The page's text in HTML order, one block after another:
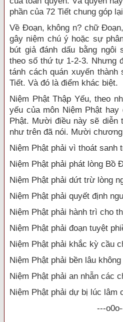
phần của 72 Tiết chung góp
Về Đoạn, không n? chữ
gây niệm chú ý hoặc sự
bút giả đánh dấu bằng ngôi
theo số thứ tự 1-2-3. Nhưng
tánh cách quán xuyến
Tiết. Và đó là điểm khác biệt.
Niệm Phật Thập Yếu, theo
yếu của môn Niệm Phật
Phật. Mười điều này sẽ diễn
như trên đã nói. Mười
Niệm Phật phải vì thoát sanh
Niệm Phật phải phát lòng Bồ
Niệm Phật phải dứt trừ lòng
Niệm Phật phải quyết định
Niệm Phật phải hành trì cho
Niệm Phật phải đoạn tuyệt
Niệm Phật phải khắc kỳ cầu
Niệm Phật phải bền lâu
Niệm Phật phải an nhẫn các
Niệm Phật phải dự bị lúc lâm
---